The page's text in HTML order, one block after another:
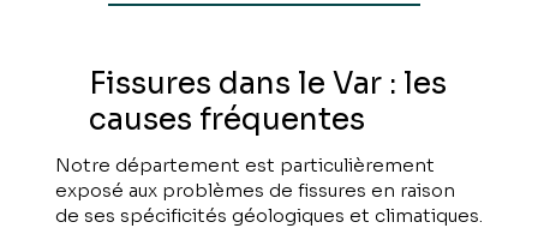
Fissures dans le Var : les
causes fréquentes
Notre département est particulièrement
exposé aux problèmes de fissures en raison
de ses spécificités géologiques et climatiques.